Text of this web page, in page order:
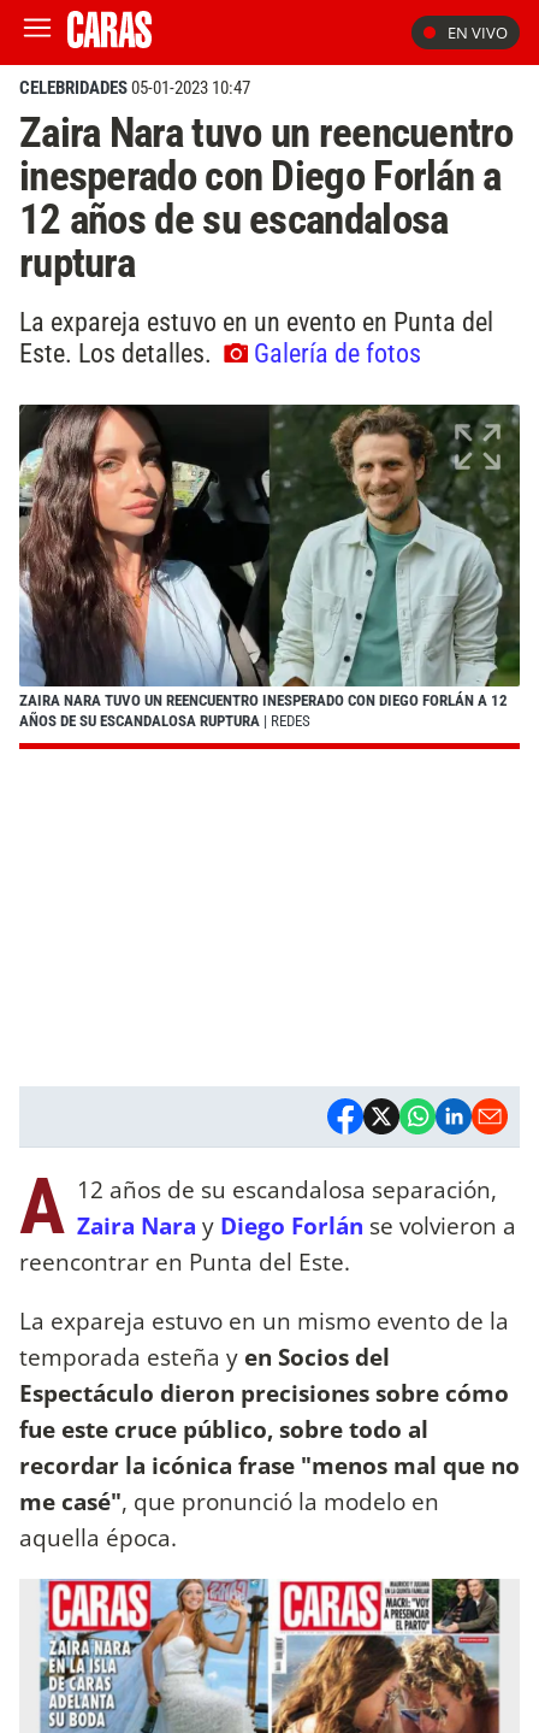
EN VIVO
CELEBRIDADES05-01-2023 10:47
Zaira Nara tuvo un reencuentro
inesperado con Diego Forlán a
12 años de su escandalosa
ruptura
La expareja estuvo en un evento en Punta del
Este. Los detalles.
Galería de fotos
ZAIRA NARA TUVO UN REENCUENTRO INESPERADO CON DIEGO FORLÁN A 12
AÑOS DE SU ESCANDALOSA RUPTURA | REDES
A 12 años de su escandalosa separación,
Zaira Nara y Diego Forlán se volvieron a
reencontrar en Punta del Este.
La expareja estuvo en un mismo evento de la
temporada esteña y en Socios del
Espectáculo dieron precisiones sobre cómo
fue este cruce público, sobre todo al
recordar la icónica frase "menos mal que no
me casé", que pronunció la modelo en
aquella época.